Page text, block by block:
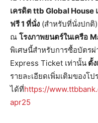
เครดิต ttb Global House
ฟรี 1 ที่นั่ง (สำหรับที่นั่งปกติ
ณ โรงภาพยนตร์ในเครือ
พิเศษนี้สำหรับการซื้อบัตร
Express Ticket เท่านั้น ตั้
รายละเอียดเพิ่มเติมของโ
ได้ที่https://
apr25